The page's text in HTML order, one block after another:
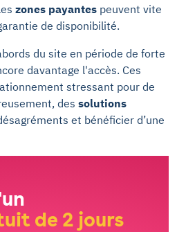
zones payantes peuvent vite
de disponibilité.
du site en période de forte
davantage l'accès. Ces
stressant pour de
des solutions
et bénéficier d’une
de 2 jours